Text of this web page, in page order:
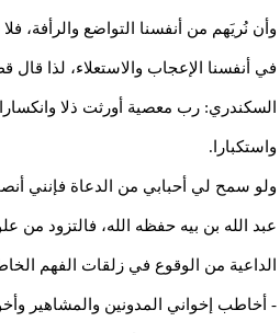
وأن نُريَهم من أنفسنا التواضع والرأفة،
في أنفسنا الإعجاب والاستعلاء، لذا قال
السكندري: رب معصية أورثت ذلا
واستكبارا.
ولو سمح لي أحبابي من الدعاة فإنني
عبد الله بن بيه حفظه الله، فالتزود من
الداعية من الوقوع في زلقات الفهم
- أخاطب إخواني المدونين والمشاهير